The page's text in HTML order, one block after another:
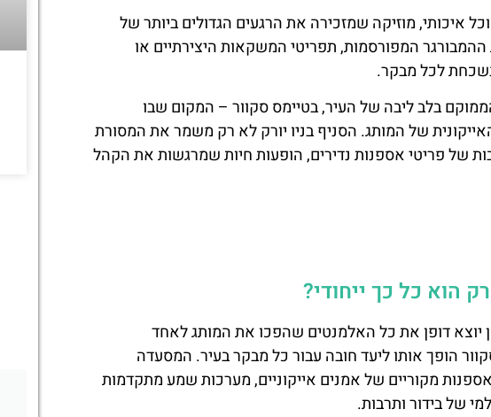
איכותי, מוזיקה שמזכירה את הרגעים הגדולים ביותר של
ההמבורגר המפורסמות, תפריטי המשקאות היצירתיים או
נשכחת לכל מבקר.
בלב ליבה של העיר, בטיימס סקוור – המקום שבו
של המותג. הסניף בניו יורק לא רק משמר את המסורת
של פריטי אספנות נדירים, הופעות חיות שמרגשות את הקהל
הוא כל כך ייחודי?
יוצא דופן את כל האלמנטים שהפכו את המותג לאחד
הופך אותו ליעד חובה עבור כל מבקר בעיר. המסעדה
מקוריים של אמנים אייקוניים, מערכות שמע מתקדמות
של בידור ותרבות.